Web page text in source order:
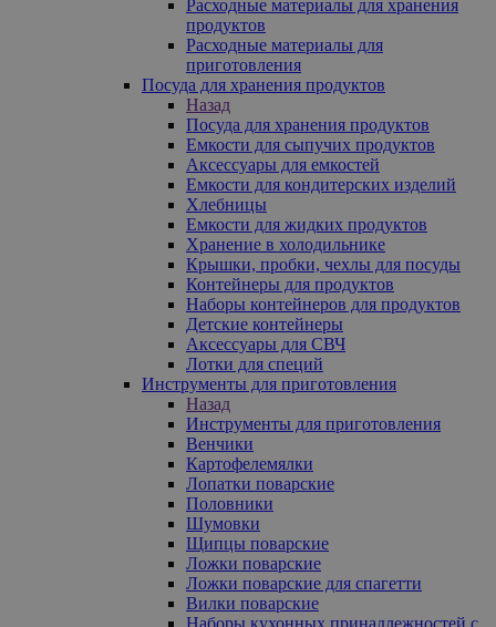
Расходные материалы для хранения
продуктов
Расходные материалы для
приготовления
Посуда для хранения продуктов
Назад
Посуда для хранения продуктов
Емкости для сыпучих продуктов
Аксессуары для емкостей
Емкости для кондитерских изделий
Хлебницы
Емкости для жидких продуктов
Хранение в холодильнике
Крышки, пробки, чехлы для посуды
Контейнеры для продуктов
Наборы контейнеров для продуктов
Детские контейнеры
Аксессуары для СВЧ
Лотки для специй
Инструменты для приготовления
Назад
Инструменты для приготовления
Венчики
Картофелемялки
Лопатки поварские
Половники
Шумовки
Щипцы поварские
Ложки поварские
Ложки поварские для спагетти
Вилки поварские
Наборы кухонных принадлежностей с